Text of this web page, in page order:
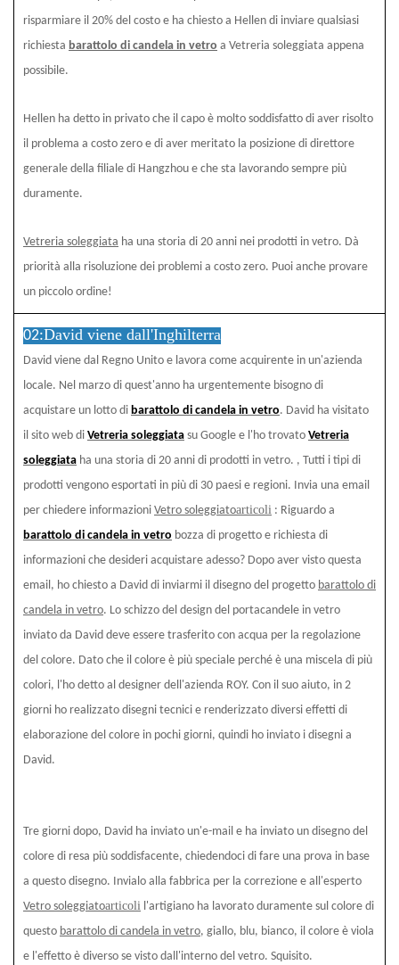
risparmiare il 20% del costo e ha chiesto a Hellen di inviare qualsiasi
richiesta barattolo di candela in vetro a Vetreria soleggiata appena
possibile.
Hellen ha detto in privato che il capo è molto soddisfatto di aver risolto
il problema a costo zero e di aver meritato la posizione di direttore
generale della filiale di Hangzhou e che sta lavorando sempre più
duramente.
Vetreria soleggiata ha una storia di 20 anni nei prodotti in vetro. Dà
priorità alla risoluzione dei problemi a costo zero. Puoi anche provare
un piccolo ordine!
02:David viene dall'Inghilterra
David viene dal Regno Unito e lavora come acquirente in un'azienda
locale. Nel marzo di quest'anno ha urgentemente bisogno di
acquistare un lotto di barattolo di candela in vetro. David ha visitato
il sito web di Vetreria soleggiata su Google e l'ho trovato Vetreria
soleggiata ha una storia di 20 anni di prodotti in vetro. , Tutti i tipi di
prodotti vengono esportati in più di 30 paesi e regioni. Invia una email
per chiedere informazioni Vetro soleggiatoarticoli : Riguardo a
barattolo di candela in vetro bozza di progetto e richiesta di
informazioni che desideri acquistare adesso? Dopo aver visto questa
email, ho chiesto a David di inviarmi il disegno del progetto barattolo di
candela in vetro. Lo schizzo del design del portacandele in vetro
inviato da David deve essere trasferito con acqua per la regolazione
del colore. Dato che il colore è più speciale perché è una miscela di più
colori, l'ho detto al designer dell'azienda ROY. Con il suo aiuto, in 2
giorni ho realizzato disegni tecnici e renderizzato diversi effetti di
elaborazione del colore in pochi giorni, quindi ho inviato i disegni a
David.
Tre giorni dopo, David ha inviato un'e-mail e ha inviato un disegno del
colore di resa più soddisfacente, chiedendoci di fare una prova in base
a questo disegno. Invialo alla fabbrica per la correzione e all'esperto
Vetro soleggiatoarticoli l'artigiano ha lavorato duramente sul colore di
questo barattolo di candela in vetro, giallo, blu, bianco, il colore è viola
e l'effetto è diverso se visto dall'interno del vetro. Squisito.